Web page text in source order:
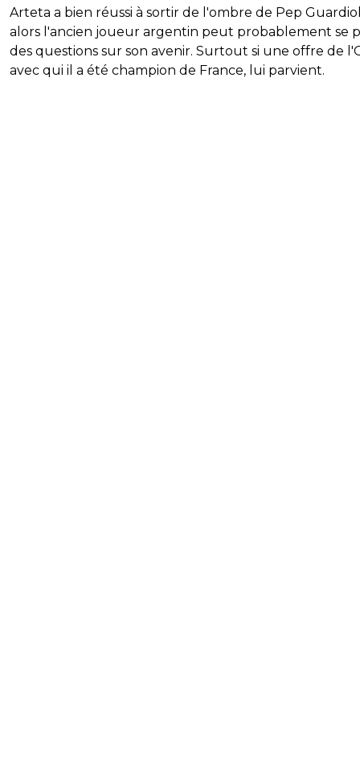
Arteta a bien réussi à sortir de l'ombre de Pep
alors l'ancien joueur argentin peut probablement se
des questions sur son avenir. Surtout si une offre de
avec qui il a été champion de France, lui parvient.